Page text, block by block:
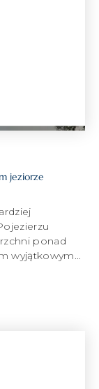
jeziorze
ponad
wyjątkowym...